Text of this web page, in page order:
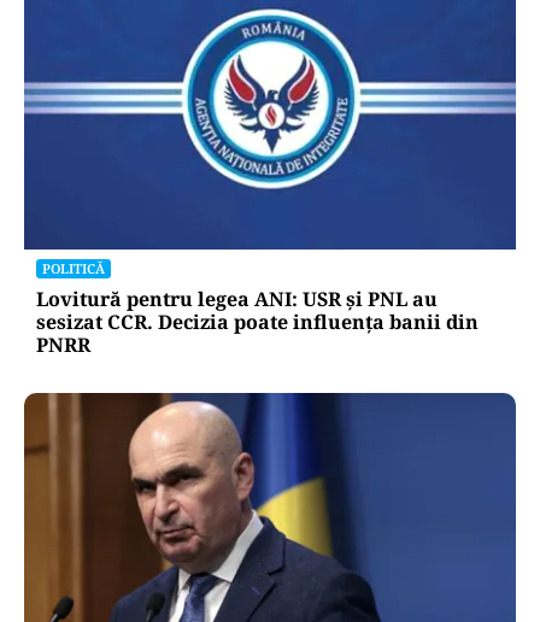
POLITICĂ
Lovitură pentru legea ANI: USR și PNL au
sesizat CCR. Decizia poate influența banii din
PNRR